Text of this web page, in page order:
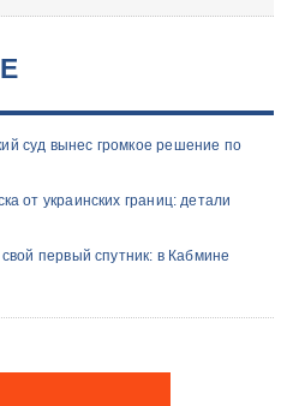
суд вынес громкое решение по
от украинских границ: детали
первый спутник: в Кабмине